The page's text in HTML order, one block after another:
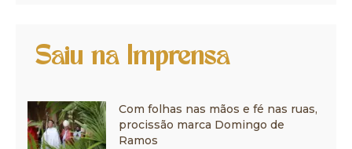
Saiu na Imprensa
Com folhas nas mãos e fé nas ruas,
procissão marca Domingo de
Ramos